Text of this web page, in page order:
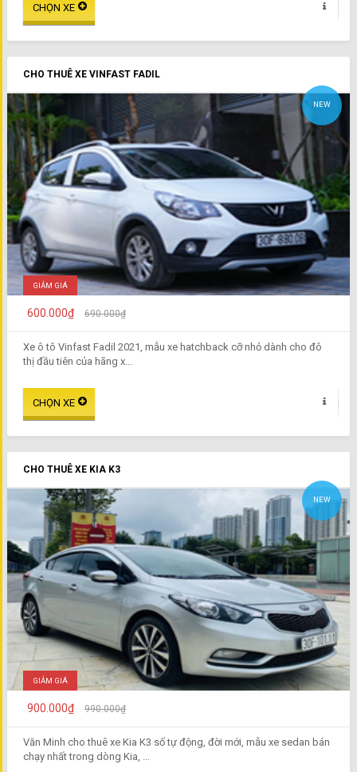
CHO THUÊ XE VINFAST FADIL
NEW
GIẢM GIÁ
600.000₫ 690.000₫
Xe ô tô Vinfast Fadil 2021, mẫu xe hatchback cỡ nhỏ dành cho đô
thị đầu tiên của hãng x...
CHO THUÊ XE KIA K3
NEW
GIẢM GIÁ
900.000₫ 990.000₫
Văn Minh cho thuê xe Kia K3 số tự động, đời mới, mẫu xe sedan bán
chạy nhất trong dòng Kia, ...